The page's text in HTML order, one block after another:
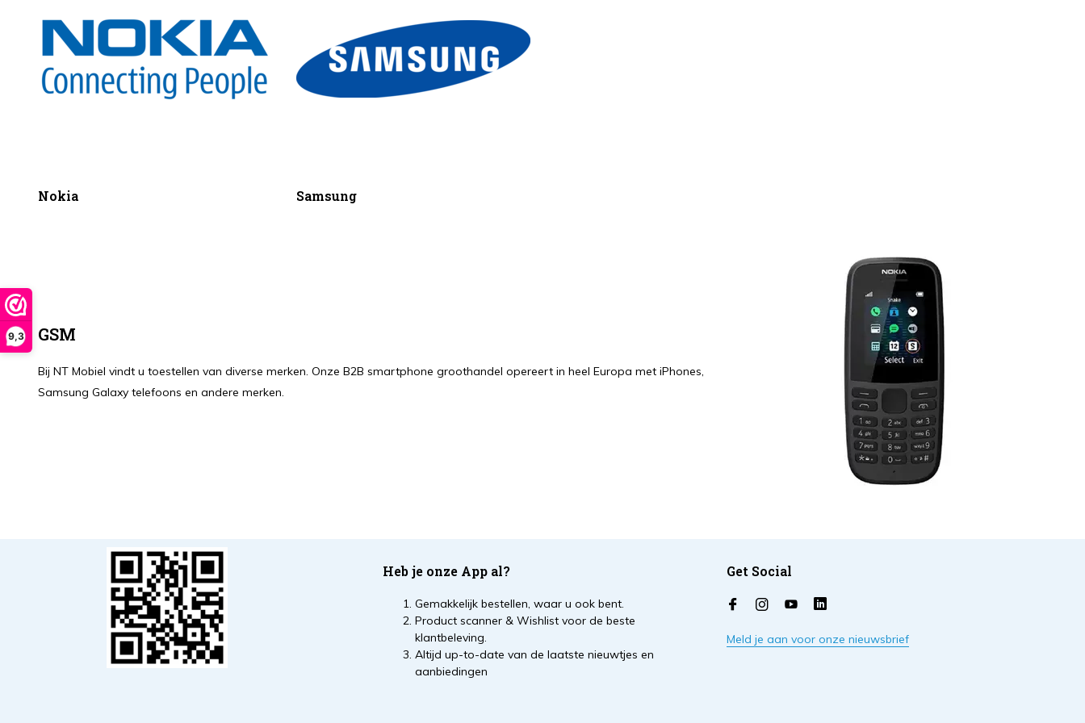
9,3
Nokia Samsung
GSM
Bij NT Mobiel vindt u toestellen van diverse merken. Onze B2B smartphone groothandel opereert in heel Europa met iPhones,
Samsung Galaxy telefoons en andere merken.
Heb je onze App al?
Gemakkelijk bestellen, waar u ook bent.
Product scanner & Wishlist voor de beste
klantbeleving.
Altijd up-to-date van de laatste nieuwtjes en
aanbiedingen
Get Social
Meld je aan voor onze nieuwsbrief